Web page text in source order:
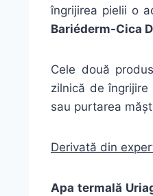
îngrijirea pielii o
Bariéderm-Cica
Cele două
zilnică de
sau purtarea
Derivată din
Apa termală